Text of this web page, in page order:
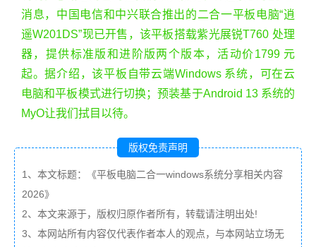
消息，中国电信和中兴联合推出的二合一平板电脑“逍
遥W201DS”现已开售，该平板搭载紫光展锐T760 处理
器，提供标准版和进阶版两个版本，活动价1799 元
起。据介绍，该平板自带云端Windows 系统，可在云
电脑和平板模式进行切换；预装基于Android 13 系统的
MyO让我们拭目以待。
版权免责声明
1、本文标题：《平板电脑二合一windows系统分享相关内容
2026》
2、本文来源于，版权归原作者所有，转载请注明出处!
3、本网站所有内容仅代表作者本人的观点，与本网站立场无